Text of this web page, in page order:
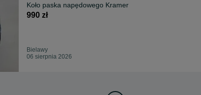
Koło paska napędowego Kramer
990 zł
Bielawy
06 sierpnia 2026